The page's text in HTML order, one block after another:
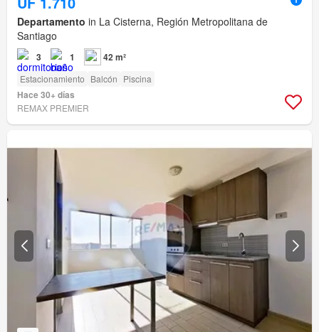
Departamento in La Cisterna, Región Metropolitana de
Santiago
3 1 42 m²
Estacionamiento Balcón Piscina
Hace 30+ días
REMAX PREMIER